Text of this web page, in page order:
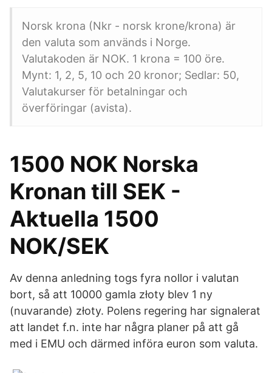
Norsk krona (Nkr - norsk krone/krona) är
den valuta som används i Norge.
Valutakoden är NOK. 1 krona = 100 öre.
Mynt: 1, 2, 5, 10 och 20 kronor; Sedlar: 50,
Valutakurser för betalningar och
överföringar (avista).
1500 NOK Norska
Kronan till SEK -
Aktuella 1500
NOK/SEK
Av denna anledning togs fyra nollor i valutan
bort, så att 10000 gamla złoty blev 1 ny
(nuvarande) złoty. Polens regering har signalerat
att landet f.n. inte har några planer på att gå
med i EMU och därmed införa euron som valuta.